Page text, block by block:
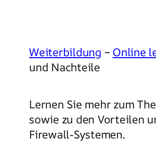
Weiterbildung – Online
und Nachteile
Lernen Sie mehr zum
sowie zu den Vorteilen
Firewall-Systemen.